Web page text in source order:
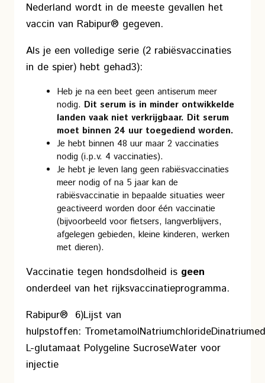
Nederland wordt in de meeste gevallen het
vaccin van Rabipur® gegeven.
Als je een volledige serie (2 rabiësvaccinaties
in de spier) hebt gehad3):
Heb je na een beet geen antiserum meer
nodig. Dit serum is in minder ontwikkelde
landen vaak niet verkrijgbaar. Dit serum
moet binnen 24 uur toegediend worden.
Je hebt binnen 48 uur maar 2 vaccinaties
nodig (i.p.v. 4 vaccinaties).
Je hebt je leven lang geen rabiësvaccinaties
meer nodig of na 5 jaar kan de
rabiësvaccinatie in bepaalde situaties weer
geactiveerd worden door één vaccinatie
(bijvoorbeeld voor fietsers, langverblijvers,
afgelegen gebieden, kleine kinderen, werken
met dieren).
Vaccinatie tegen hondsdolheid is geen
onderdeel van het rijksvaccinatieprogramma.
Rabipur® 6)Lijst van
hulpstoffen: TrometamolNatriumchloride
L-glutamaat Polygeline SucroseWater voor
injectie